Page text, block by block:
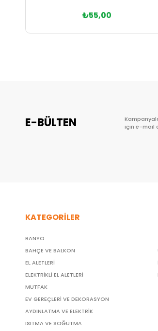
₺55,00
E-BÜLTEN
için e-mail
KATEGORİLER
BANYO
BAHÇE VE BALKON
EL ALETLERİ
ELEKTRİKLİ EL ALETLERİ
MUTFAK
EV GEREÇLERİ VE DEKORASYON
AYDINLATMA VE ELEKTRİK
ISITMA VE SOĞUTMA